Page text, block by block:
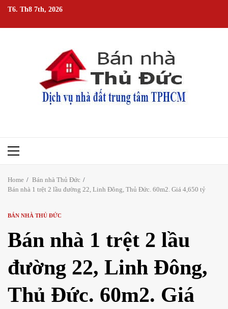
Skip
content
T6. Th8 7th, 2026
Primary
Home
Bán nhà Thủ Đức
Bán nhà 1 trệt 2 lầu đường 22, Linh Đông, Thủ Đức. 60m2. Giá 4,650 tỷ
BÁN NHÀ THỦ ĐỨC
Bán nhà 1 trệt 2 lầu
đường 22, Linh Đông,
Thủ Đức. 60m2. Giá